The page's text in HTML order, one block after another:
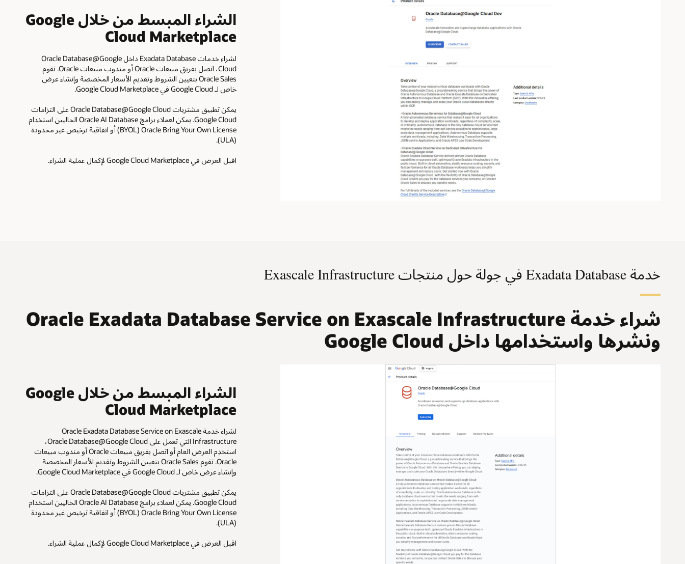
الشراء المبسط من خلال Google
Cloud Marketplace
لشراء خدمات Exadata Database داخل Oracle Database@Google
Cloud، اتصل بفريق مبيعات Oracle أو مندوب مبيعات Oracle. تقوم
Oracle Sales بتعيين الشروط وتقديم الأسعار المخصصة وإنشاء عرض
خاص لـ Google Cloud في Google Cloud Marketplace.
يمكن تطبيق مشتريات Oracle Database@Google Cloud على التزامات
Google Cloud. يمكن لعملاء برامج Oracle AI Database الحاليين استخدام
Oracle Bring Your Own License‏ (BYOL) أو اتفاقية ترخيص غير محدودة
(ULA).
اقبل العرض في Google Cloud Marketplace لإكمال عملية الشراء.
خدمة Exadata Database في جولة حول منتجات Exascale Infrastructure
شراء خدمة Oracle Exadata Database Service on Exascale Infrastructure
ونشرها واستخدامها داخل Google Cloud
الشراء المبسط من خلال Google
Cloud Marketplace
لشراء خدمة Oracle Exadata Database Service on Exascale
Infrastructure التي تعمل على Oracle Database@Google Cloud،
استخدِم العرض العام أو اتصل بفريق مبيعات Oracle أو مندوب مبيعات
Oracle. تقوم Oracle Sales بتعيين الشروط وتقديم الأسعار المخصصة
وإنشاء عرض خاص لـ Google Cloud في Google Cloud Marketplace.
يمكن تطبيق مشتريات Oracle Database@Google Cloud على التزامات
Google Cloud. يمكن لعملاء برامج Oracle AI Database الحاليين استخدام
Oracle Bring Your Own License‏ (BYOL) أو اتفاقية ترخيص غير محدودة
(ULA).
اقبل العرض في Google Cloud Marketplace لإكمال عملية الشراء.